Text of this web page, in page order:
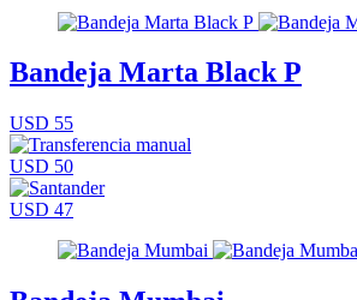
Bandeja Marta Black P
USD 55
USD 50
USD 47